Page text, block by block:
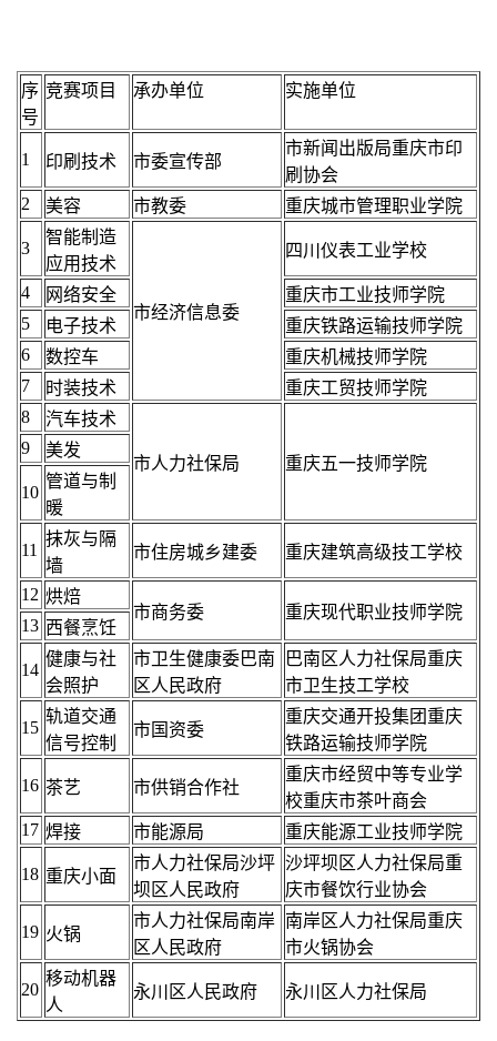
序
号
竞赛项目 承办单位 实施单位
1 印刷技术 市委宣传部
市新闻出版局重庆市印
刷协会
2
美容 市教委 重庆城市管理职业学院
3
智能制造
应用技术
市经济信息委
四川仪表工业学校
4 网络安全
重庆市工业技师学院
5
电子技术
重庆铁路运输技师学院
6
数控车
重庆机械技师学院
7
时装技术
重庆工贸技师学院
8
汽车技术
市人力社保局 重庆五一技师学院
9 美发
10
管道与制
暖
11
抹灰与隔
墙
市住房城乡建委 重庆建筑高级技工学校
12 烘焙
市商务委
重庆现代职业技师学院
13 西餐烹饪
14
健康与社
会照护
市卫生健康委巴南
区人民政府
巴南区人力社保局重庆
市卫生技工学校
15
轨道交通
信号控制
市国资委
重庆交通开投集团重庆
铁路运输技师学院
16 茶艺 市供销合作社
重庆市经贸中等专业学
校重庆市茶叶商会
17 焊接 市能源局 重庆能源工业技师学院
18 重庆小面
市人力社保局沙坪
坝区人民政府
沙坪坝区人力社保局重
庆市餐饮行业协会
19 火锅
市人力社保局南岸
区人民政府
南岸区人力社保局重庆
市火锅协会
20
移动机器
人
永川区人民政府 永川区人力社保局